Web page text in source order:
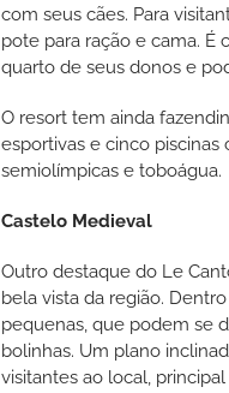
com seus cães. Para
pote para ração e cama.
quarto de seus donos e
O resort tem ainda
esportivas e cinco piscinas
semiolímpicas e toboágua.
Castelo Medieval
Outro destaque do Le
bela vista da região.
pequenas, que podem se
bolinhas. Um plano
visitantes ao local,